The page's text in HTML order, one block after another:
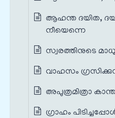
ആഹന്ത ദയിത,
നീയെന്നെ
സ്വരത്തിനുടെ
വാഹസം
അപുത്രമിത്രാ
ഗ്രാഹം